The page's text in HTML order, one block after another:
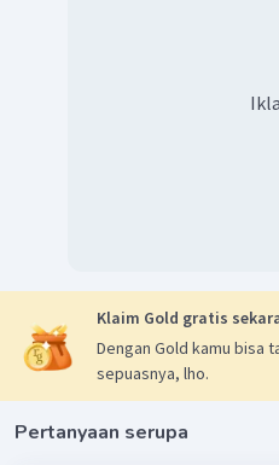
Klaim Gold gratis
Dengan Gold kamu bisa
sepuasnya, lho.
Pertanyaan serupa